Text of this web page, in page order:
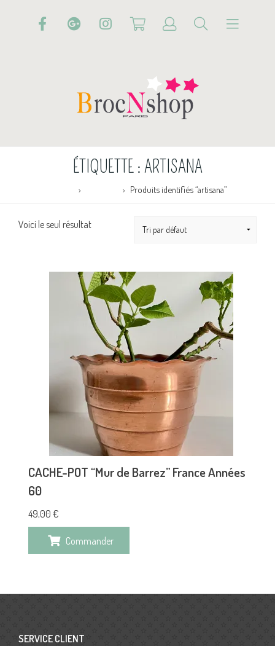
ÉTIQUETTE : ARTISANA
Produits identifiés “artisana”
Voici le seul résultat
CACHE-POT “Mur de Barrez” France Années
60
49,00 €
Commander
SERVICE CLIENT